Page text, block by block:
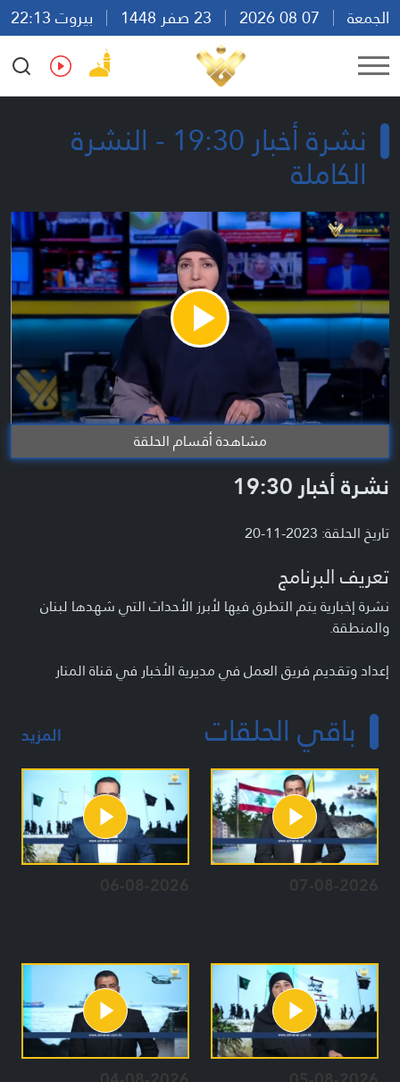
الجمعة
بيروت 22:13
Ar
En Fr Es
نشرة أخبار 19:30 - النشرة
الكاملة
Play
Video
مشاهدة أقسام الحلقة
نشرة أخبار 19:30
تاريخ الحلقة: 2023-11-20
تعريف البرنامج
نشرة إخبارية يتم التطرق فيها لأبرز الأحداث التي شهدها لبنان
والمنطقة.
إعداد وتقديم فريق العمل في مديرية الأخبار في قناة المنار
باقي الحلقات المزيد
07-08-2026
06-08-2026